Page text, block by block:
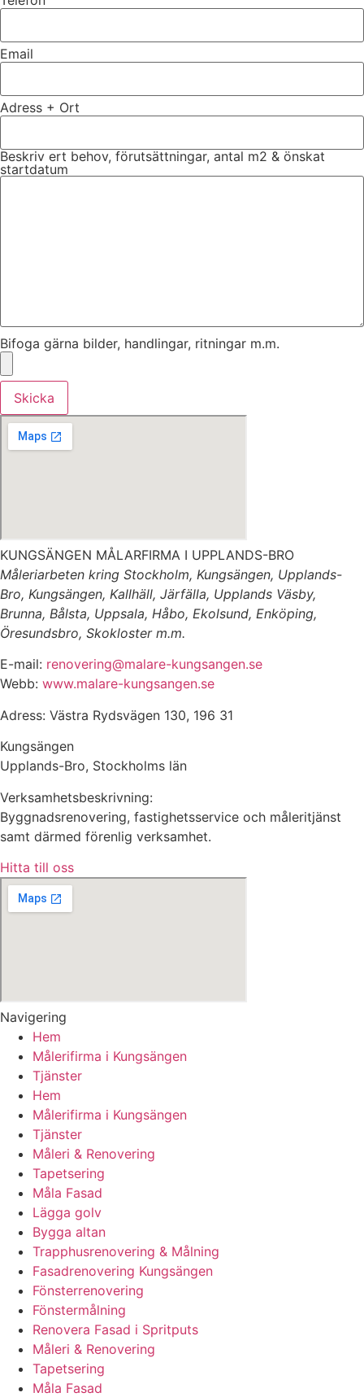
Email
Adress + Ort
Beskriv ert behov, förutsättningar, antal m2 & önskat
startdatum
Bifoga gärna bilder, handlingar, ritningar m.m.
Skicka
KUNGSÄNGEN MÅLARFIRMA I UPPLANDS-BRO
Måleriarbeten kring Stockholm, Kungsängen, Upplands-
Bro, Kungsängen, Kallhäll, Järfälla, Upplands Väsby,
Brunna, Bålsta, Uppsala, Håbo, Ekolsund, Enköping,
Öresundsbro, Skokloster m.m.
E-mail: renovering@malare-kungsangen.se
Webb: www.malare-kungsangen.se
Adress: Västra Rydsvägen 130, 196 31
Kungsängen
Upplands-Bro, Stockholms län
Verksamhetsbeskrivning:
Byggnadsrenovering, fastighetsservice och måleritjänst
samt därmed förenlig verksamhet.
Hitta till oss
Navigering
Hem
Målerifirma i Kungsängen
Tjänster
Hem
Målerifirma i Kungsängen
Tjänster
Måleri & Renovering
Tapetsering
Måla Fasad
Lägga golv
Bygga altan
Trapphusrenovering & Målning
Fasadrenovering Kungsängen
Fönsterrenovering
Fönstermålning
Renovera Fasad i Spritputs
Måleri & Renovering
Tapetsering
Måla Fasad